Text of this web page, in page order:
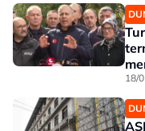
18/